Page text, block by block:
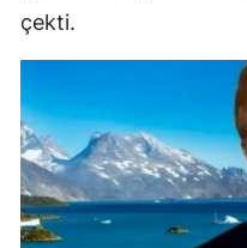
çekti.